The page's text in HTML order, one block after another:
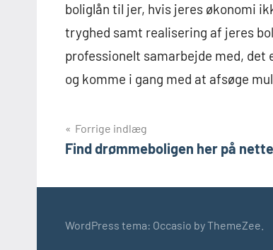
boliglån til jer, hvis jeres økonomi
tryghed samt realisering af jeres
professionelt samarbejde med, det
og komme i gang med at afsøge
Indlægsnavigation
Forrige indlæg
Find drømmeboligen her på
WordPress tema: Occasio by ThemeZee.